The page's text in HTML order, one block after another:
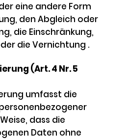
eine andere Form
den Abgleich oder
die Einschränkung,
die Vernichtung .
(Art. 4 Nr. 5
umfasst die
dass die
Daten ohne